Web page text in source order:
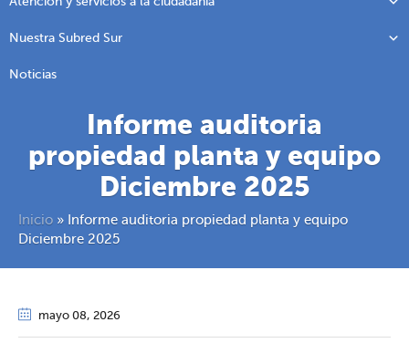
Nuestra Subred Sur
Noticias
Informe auditoria
propiedad planta y equipo
Diciembre 2025
Inicio » Informe auditoria propiedad planta y equipo
Diciembre 2025
mayo 08, 2026